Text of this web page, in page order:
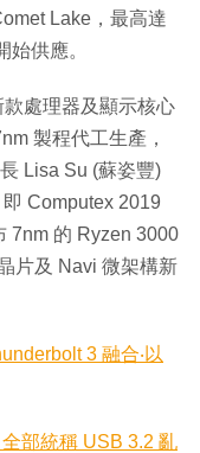
Lake，最高達
供應。
處理器及顯示核心
製程代工生產，
Lisa Su (蘇姿豐)
Computex 2019
7nm 的 Ryzen 3000
片及 Navi 微架構新
3 融合‧以
部統稱 USB 3.2 亂